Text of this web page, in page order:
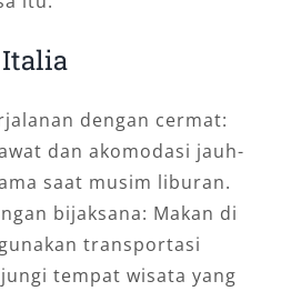
dengan cermat:
dan akomodasi jauh-
saat musim liburan.
bijaksana: Makan di
transportasi
tempat wisata yang